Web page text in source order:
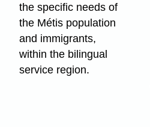
the specific needs of
the Métis population
and immigrants,
within the bilingual
service region.